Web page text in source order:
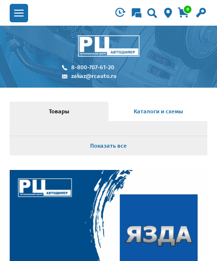
0
8-800-707-61-20
zakaz@rcauto.ru
Товары Каталоги и схемы
Показать все